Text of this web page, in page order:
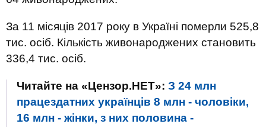
За 11 місяців 2017 року в Україні померли 525,8
тис. осіб. Кількість живонароджених становить
336,4 тис. осіб.
Читайте на «Цензор.НЕТ»: З 24 млн
працездатних українців 8 млн - чоловіки,
16 млн - жінки, з них половина -